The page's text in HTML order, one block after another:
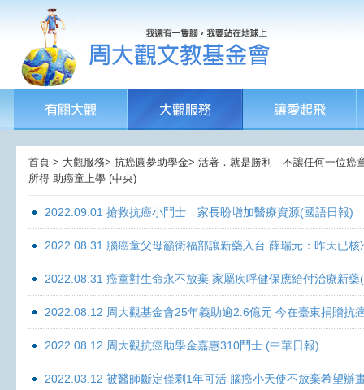
首頁 > 大觀服務> 抗癌圓夢助學金> 活著．就是勝利—不讓任何一位癌
所得 助癌童上學 (中央)
2022.09.01 搶救抗癌小鬥士 家長盼增加醫療資源(國語日報)
2022.08.31 腦癌童父母籲衛福部讓新藥入台 薛瑞元：昨天已
2022.08.31 癌童對生命永不放棄 家屬疾呼健保應給付治療新藥
2022.08.12 周大觀基金會25年義助逾2.6億元 今在臺東捐贈抗
2022.08.12 周大觀抗癌助學金嘉惠310鬥士 (中華日報)
2022.03.12 被醫師斷定僅剩1年可活 腦癌小天使不放棄希望辦